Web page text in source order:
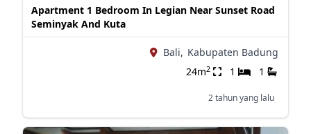
Apartment 1 Bedroom In Legian Near Sunset Road
Seminyak And Kuta
Bali, Kabupaten Badung
24m2 1 1
2 tahun yang lalu